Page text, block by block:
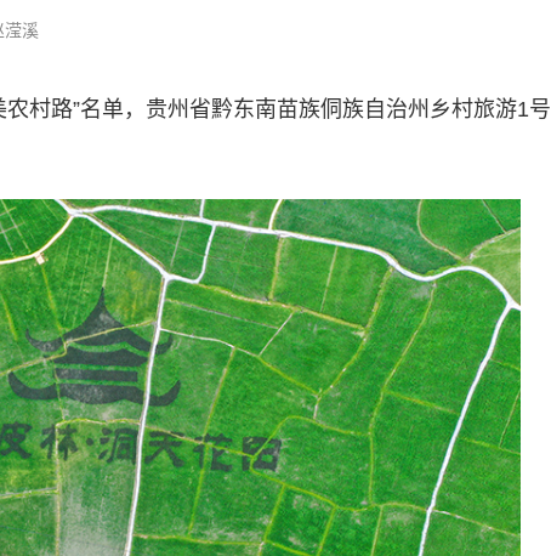
滢溪
路”名单，贵州省黔东南苗族侗族自治州乡村旅游1号